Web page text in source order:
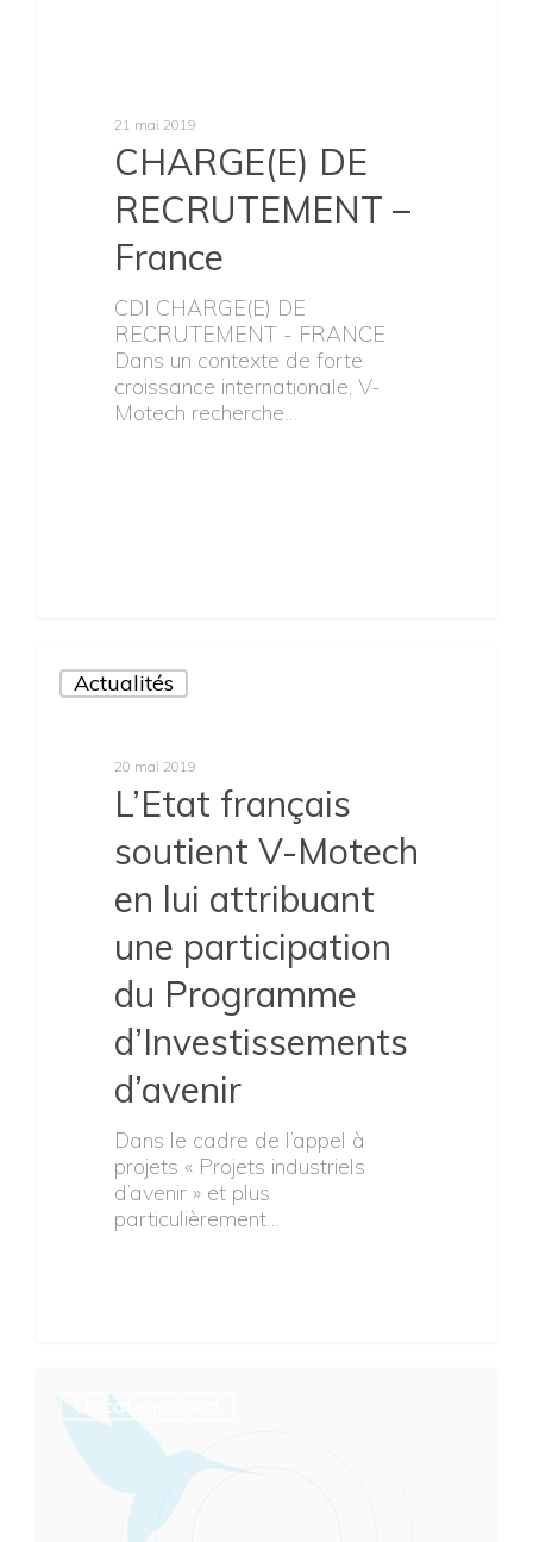
21 mai 2019
CHARGE(E) DE
RECRUTEMENT –
France
CDI CHARGE(E) DE
RECRUTEMENT - FRANCE
Dans un contexte de forte
croissance internationale, V-
Motech recherche…
Actualités
20 mai 2019
L’Etat français
soutient V-Motech
en lui attribuant
une participation
du Programme
d’Investissements
d’avenir
Dans le cadre de l’appel à
projets « Projets industriels
d’avenir » et plus
particulièrement…
Uncategorized